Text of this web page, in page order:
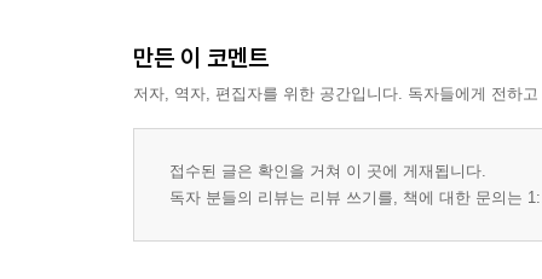
만든 이 코멘트
저자, 역자, 편집자를 위한 공간입니다. 독자들에게 전하
접수된 글은 확인을 거쳐 이 곳에 게재됩니다.
독자 분들의 리뷰는 리뷰 쓰기를, 책에 대한 문의는